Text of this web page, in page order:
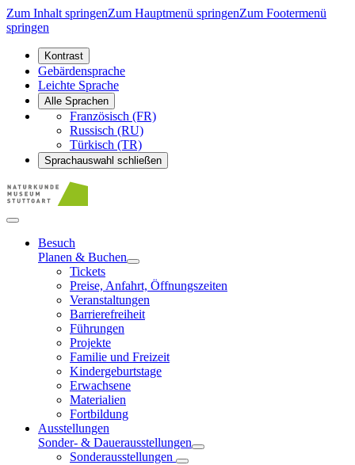
Zum Inhalt springenZum Hauptmenü springenZum Footermenü
springen
Kontrast
Gebärdensprache
Leichte Sprache
Alle Sprachen
Französisch (FR)
Russisch (RU)
Türkisch (TR)
Sprachauswahl schließen
Besuch
Planen & Buchen
Tickets
Preise, Anfahrt, Öffnungszeiten
Veranstaltungen
Barrierefreiheit
Führungen
Projekte
Familie und Freizeit
Kindergeburtstage
Erwachsene
Materialien
Fortbildung
Ausstellungen
Sonder- & Dauerausstellungen
Sonderausstellungen